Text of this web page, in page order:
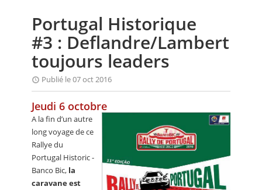
ANNUAIRES
PETITES ANNONCES
Portugal Historique
#3 : Deflandre/Lambert
toujours leaders
Publié le 07 oct 2016
Jeudi 6 octobre
A la fin d’un autre
long voyage de ce
Rallye du
Portugal Historic -
Banco Bic, la
caravane est